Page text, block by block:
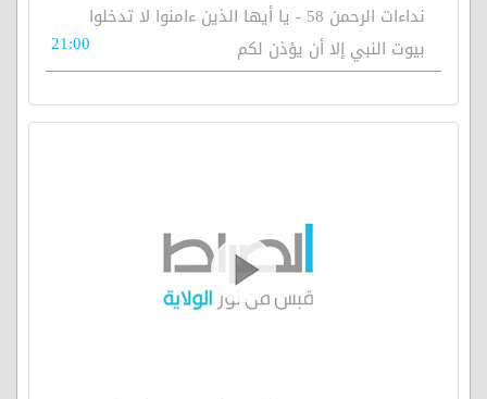
نداءات الرحمن 58 - يا أيها الذين ءامنوا لا تدخلوا
بيوت النبي إلا أن يؤذن لكم
21:00